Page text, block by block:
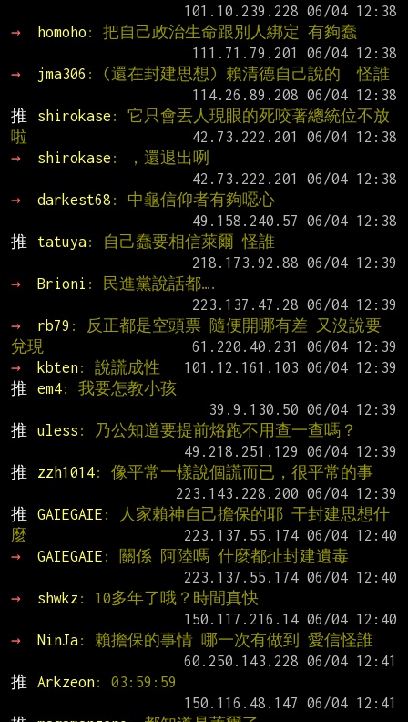
→
homoho : 把自己政治生命跟別人綁定 有夠蠢
→
jma306 : (還在封建思想) 賴清德自己說的  怪誰
推
shirokase : 它只會丟人現眼的死咬著總統位不放
啦
→
shirokase : ，還退出咧
→
darkest68 : 中龜信仰者有夠噁心
推
tatuya: 自己蠢要相信萊爾 怪誰
→
Brioni : 民進黨說話都….
→
rb79 : 反正都是空頭票 隨便開哪有差 又沒說要
兌現
→
kbten: 說謊成性
推
em4: 我要怎教小孩
推
uless : 乃公知道要提前烙跑不用查一查嗎？
推
zzh1014: 像平常一樣說個謊而已，很平常的事
推
GAIEGAIE : 人家賴神自己擔保的耶 干封建思想什
麼
→
GAIEGAIE : 關係 阿陸嗎 什麼都扯封建遺毒
→
shwkz : 10多年了哦？時間真快
→
NinJa: 賴擔保的事情 哪一次有做到 愛信怪誰
推
Arkzeon: 03:59:59